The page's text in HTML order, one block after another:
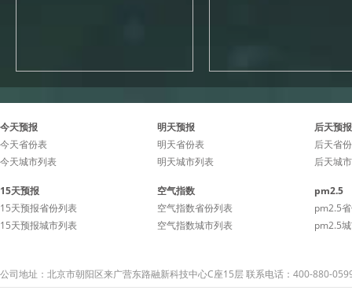
今天预报
今天省份表
今天城市列表
明天预报
明天省份表
明天城市列表
后天预报
后天省
后天城
15天预报
15天预报省份列表
15天预报城市列表
空气指数
空气指数省份列表
空气指数城市列表
pm2.5
pm2.5
pm2.5
公司地址：北京市朝阳区来广营东路融新科技中心C座15层 联系电话：400-880-